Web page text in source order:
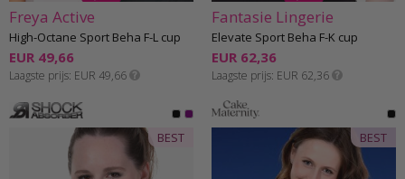
Freya Active
High-Octane Sport Beha F-L cup
EUR 49,66
Laagste prijs EUR 49,66
Fantasie Lingerie
Elevate Sport Beha F-K cup
EUR 62,36
Laagste prijs EUR 62,36
BEST BEST